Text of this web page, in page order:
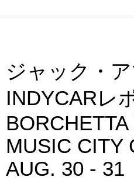
ジャック・
INDYCARレ
MUSIC CITY
AUG. 30 - 31